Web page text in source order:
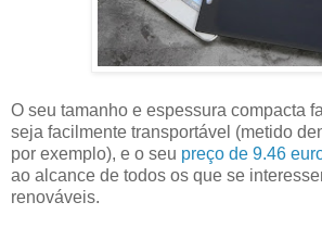
O seu tamanho e espessura compacta
seja facilmente transportável (metido
por exemplo), e o seu preço de 9.46
ao alcance de todos os que se
renováveis.